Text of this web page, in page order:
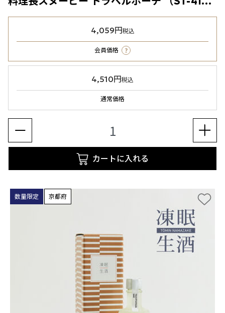
4,059円税込
会員価格 ?
4,510円税込
通常価格
カートに入れる
数量限定 京都府